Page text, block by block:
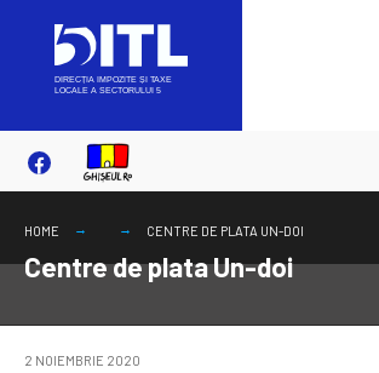
content
HOME CENTRE DE PLATA UN-DOI
Centre de plata Un-doi
2 NOIEMBRIE 2020
for: